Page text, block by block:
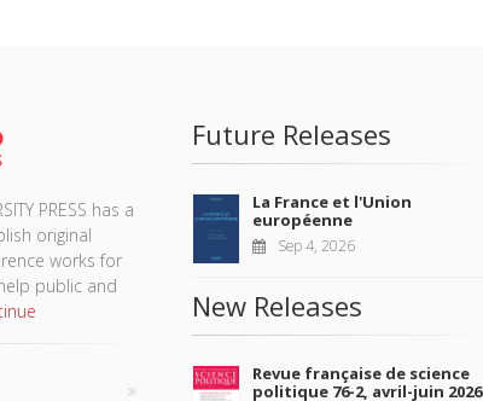
PRESS has a
original
works for
public and
Future Releases
La France et l'Union
européenne
Sep 4, 2026
New Releases
Revue française de science
politique 76-2, avril-juin 2026